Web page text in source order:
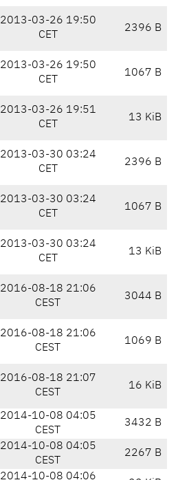
2013-03-26 19:50
CET
2396 B
2013-03-26 19:50
CET
1067 B
2013-03-26 19:51
CET
13 KiB
2013-03-30 03:24
CET
2396 B
2013-03-30 03:24
CET
1067 B
2013-03-30 03:24
CET
13 KiB
2016-08-18 21:06
CEST
3044 B
2016-08-18 21:06
CEST
1069 B
2016-08-18 21:07
CEST
16 KiB
2014-10-08 04:05
CEST
3432 B
2014-10-08 04:05
CEST
2267 B
2014-10-08 04:06